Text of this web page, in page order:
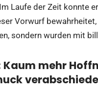
Laufe der Zeit konnte
Vorwurf
sondern wurden mit
Kaum mehr